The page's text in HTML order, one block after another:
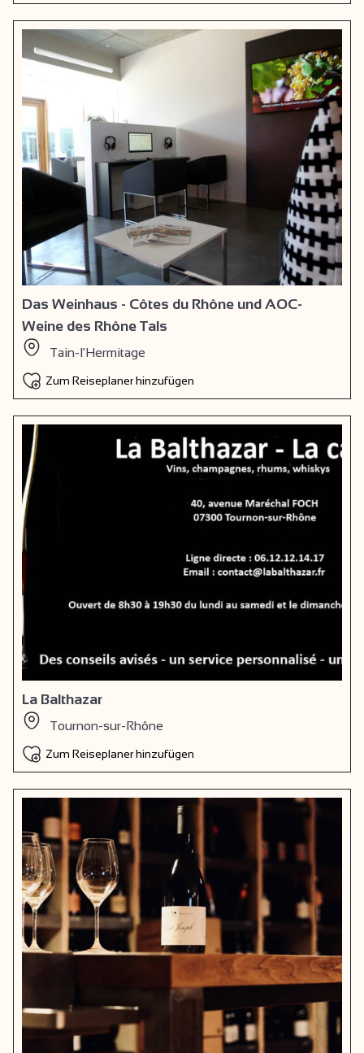
Das Weinhaus - Côtes du Rhône und AOC-
Weine des Rhône Tals
Tain-l'Hermitage
Zum Reiseplaner hinzufügen
La Balthazar
Tournon-sur-Rhône
Zum Reiseplaner hinzufügen